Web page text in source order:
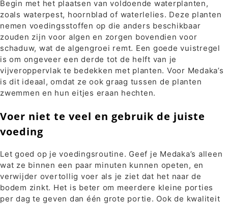
Begin met het plaatsen van voldoende waterplanten,
zoals waterpest, hoornblad of waterlelies. Deze planten
nemen voedingsstoffen op die anders beschikbaar
zouden zijn voor algen en zorgen bovendien voor
schaduw, wat de algengroei remt. Een goede vuistregel
is om ongeveer een derde tot de helft van je
vijveroppervlak te bedekken met planten. Voor Medaka’s
is dit ideaal, omdat ze ook graag tussen de planten
zwemmen en hun eitjes eraan hechten.
Voer niet te veel en gebruik de juiste
voeding
Let goed op je voedingsroutine. Geef je Medaka’s alleen
wat ze binnen een paar minuten kunnen opeten, en
verwijder overtollig voer als je ziet dat het naar de
bodem zinkt. Het is beter om meerdere kleine porties
per dag te geven dan één grote portie. Ook de kwaliteit